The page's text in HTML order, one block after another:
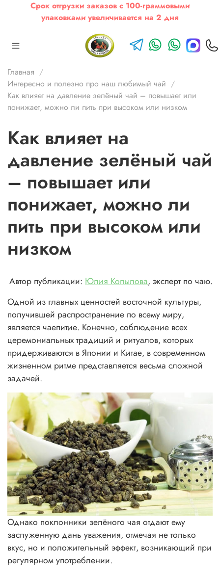
Срок отгрузки заказов с 100-граммовыми
упаковками увеличивается на 2 дня
Главная
Интересно и полезно про наш любимый чай
Как влияет на давление зелёный чай – повышает или
понижает, можно ли пить при высоком или низком
Как влияет на
давление зелёный чай
– повышает или
понижает, можно ли
пить при высоком или
низком
Автор публикации: Юлия Копылова, эксперт по чаю.
Одной из главных ценностей восточной культуры,
получившей распространение по всему миру,
является чаепитие. Конечно, соблюдение всех
церемониальных традиций и ритуалов, которых
придерживаются в Японии и Китае, в современном
жизненном ритме представляется весьма сложной
задачей.
Однако поклонники зелёного чая отдают ему
заслуженную дань уважения, отмечая не только
вкус, но и положительный эффект, возникающий при
регулярном употреблении.